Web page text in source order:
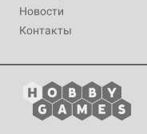
Новости
Контакты